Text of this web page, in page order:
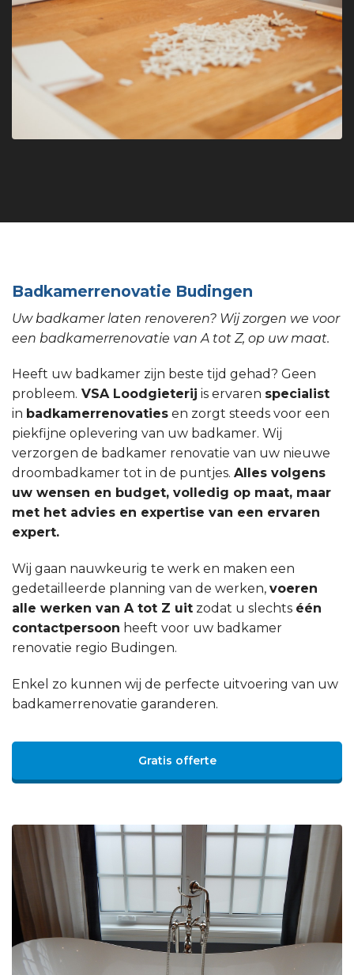
Badkamerrenovatie Budingen
Uw badkamer laten renoveren? Wij zorgen we voor
een badkamerrenovatie van A tot Z, op uw maat.
Heeft uw badkamer zijn beste tijd gehad? Geen
probleem. VSA Loodgieterij is ervaren specialist
in badkamerrenovaties en zorgt steeds voor een
piekfijne oplevering van uw badkamer. Wij
verzorgen de badkamer renovatie van uw nieuwe
droombadkamer tot in de puntjes. Alles volgens
uw wensen en budget, volledig op maat, maar
met het advies en expertise van een ervaren
expert.
Wij gaan nauwkeurig te werk en maken een
gedetailleerde planning van de werken, voeren
alle werken van A tot Z uit zodat u slechts één
contactpersoon heeft voor uw badkamer
renovatie regio Budingen.
Enkel zo kunnen wij de perfecte uitvoering van uw
badkamerrenovatie garanderen.
Gratis offerte